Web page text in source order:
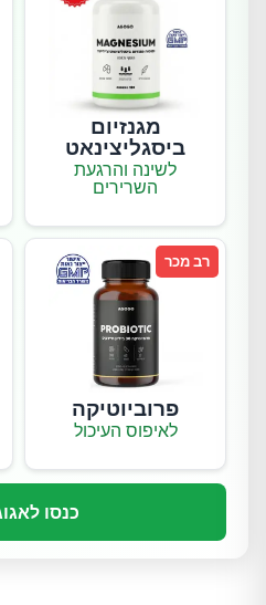
מגנזיום
ביסגליצינאט
לשינה והרגעת
השרירים
רב מכר
פרוביוטיקה
לאיפוס העיכול
כנסו